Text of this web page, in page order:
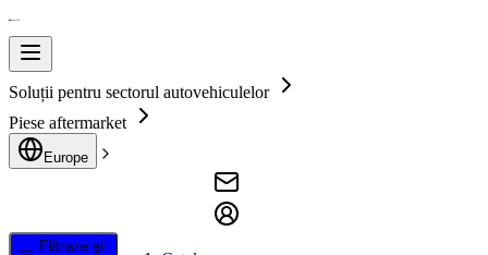
Soluții pentru sectorul autovehiculelor
Piese aftermarket
Europe
Filtrare și